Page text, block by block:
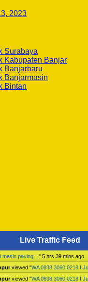
2023
Surabaya
Kabupaten Banjar
Banjarbaru
Banjarmasin
Bintan
Live Traffic Feed
mesin paving… " 5 hrs 39 mins ago
viewed "WA 0838.3060.0218 I
viewed "WA 0838.3060.0218 I